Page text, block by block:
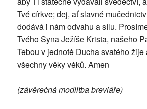
Tvé církve; dej, ať slavné
dodává i nám odvahu a sílu.
Tvého Syna Ježíše Krista, našeho
Tebou v jednotě Ducha svatého žije
všechny věky věků. Amen
(závěrečná modlitba breviáře)